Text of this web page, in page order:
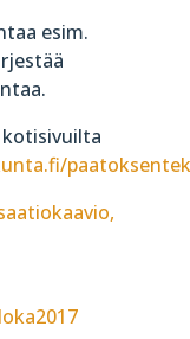
esim.
kotisivuilta